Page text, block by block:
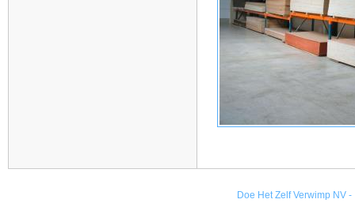
Doe Het Zelf Verwimp NV